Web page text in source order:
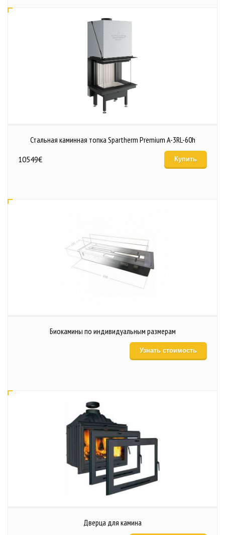
Стальная каминная топка Spartherm Premium A-3RL-60h
10549€ Купить
Биокамины по индивидуальным размерам
Узнать стоимость
Дверца для камина